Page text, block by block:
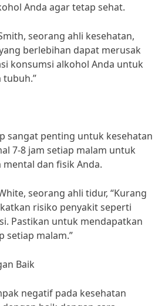
Anda agar tetap sehat.
seorang ahli kesehatan,
berlebihan dapat merusak
konsumsi alkohol Anda untuk
tubuh.”
sangat penting untuk kesehatan
7-8 jam setiap malam untuk
dan fisik Anda.
seorang ahli tidur, “Kurang
risiko penyakit seperti
Pastikan untuk mendapatkan
setiap malam.”
Baik
negatif pada kesehatan